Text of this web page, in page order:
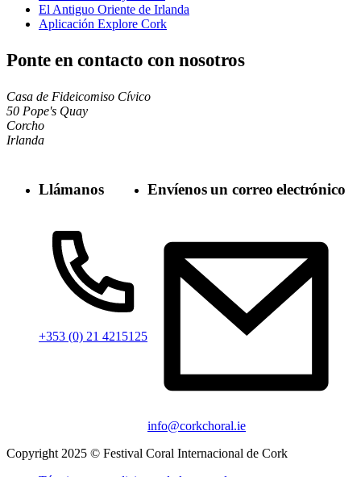
El Antiguo Oriente de Irlanda
Aplicación Explore Cork
Ponte en contacto con nosotros
Casa de Fideicomiso Cívico
50 Pope's Quay
Corcho
Irlanda
Llámanos
+353 (0) 21 4215125
Envíenos un correo electrónico
info@corkchoral.ie
Copyright 2025 © Festival Coral Internacional de Cork